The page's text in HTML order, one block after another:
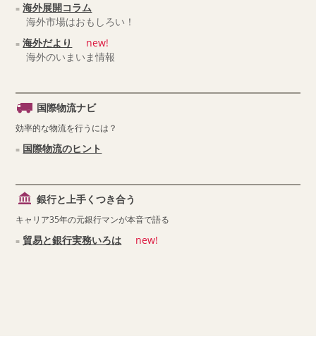
海外展開コラム
海外市場はおもしろい！
海外だより
new!
海外のいまいま情報
国際物流ナビ
効率的な物流を行うには？
国際物流のヒント
銀行と上手くつき合う
キャリア35年の元銀行マンが本音で語る
貿易と銀行実務いろは new!